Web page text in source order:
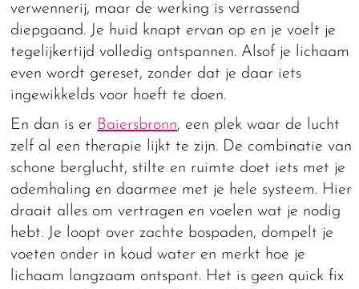
verwennerij, maar de werking is verrassend
diepgaand. Je huid knapt ervan op en je voelt je
tegelijkertijd volledig ontspannen. Alsof je lichaam
even wordt gereset, zonder dat je daar iets
ingewikkelds voor hoeft te doen.
En dan is er Baiersbronn, een plek waar de lucht
zelf al een therapie lijkt te zijn. De combinatie van
schone berglucht, stilte en ruimte doet iets met je
ademhaling en daarmee met je hele systeem. Hier
draait alles om vertragen en voelen wat je nodig
hebt. Je loopt over zachte bospaden, dompelt je
voeten onder in koud water en merkt hoe je
lichaam langzaam ontspant. Het is geen quick fix